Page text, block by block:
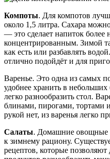
Компоты. Для компотов
около 1,5 литра. Сахара
— это сделает напиток
концентрированным. Зимой
как есть или разбавлять
отлично подойдёт и для
Варенье. Это одна из самых
удобнее хранить в
легко разнообразить стол.
блинами, пирогами, тортами
рукой нет, из варенья легко
Салаты. Домашние овощные
к зимнему рациону.
рецептов, которые